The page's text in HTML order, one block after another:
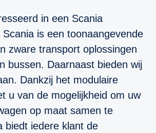
in een Scania
is een toonaangevende
zware transport oplossingen
bussen. Daarnaast bieden wij
Dankzij het modulaire
u van de mogelijkheid om uw
op maat samen te
biedt iedere klant de